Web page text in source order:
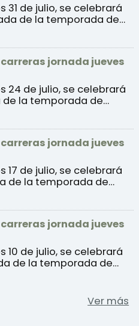
31 de julio, se celebrará
de la temporada de
jornada jueves
24 de julio, se celebrará
de la temporada de
jornada jueves
17 de julio, se celebrará
de la temporada de
jornada jueves
10 de julio, se celebrará
de la temporada de
Ver más